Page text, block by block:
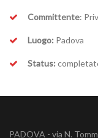
Committente:
Luogo: Padova
Status:
PADOVA - via N.